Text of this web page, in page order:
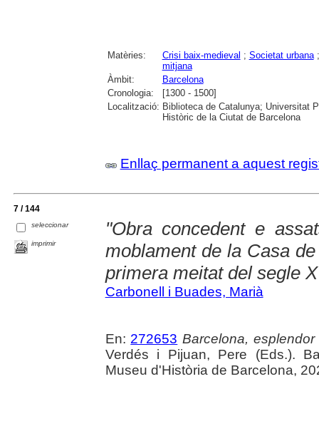
Matèries: Crisi baix-medieval ; Societat urbana
mitjana
Àmbit:
Barcelona
Cronologia:
[1300 - 1500]
Localització: Biblioteca de Catalunya; Universitat
Històric de la Ciutat de Barcelona
Enllaç permanent a aquest
7 / 144
seleccionar
imprimir
"Obra concedent e
moblament de la Casa
primera meitat del segle
Carbonell i Buades, Marià
En: 272653 Barcelona,
Verdés i Pijuan, Pere (Eds.).
Museu d'Història de Barcelona,